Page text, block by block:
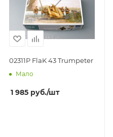
02311P FlaK 43 Trumpeter
Мало
1 985 руб./шт